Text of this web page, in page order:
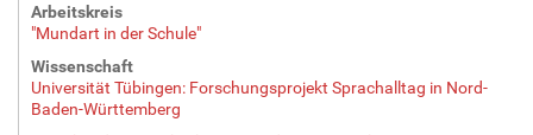
Arbeitskreis
"Mundart in der Schule"
Wissenschaft
Universität Tübingen: Forschungsprojekt Sprachalltag in Nord-
Baden-Württemberg